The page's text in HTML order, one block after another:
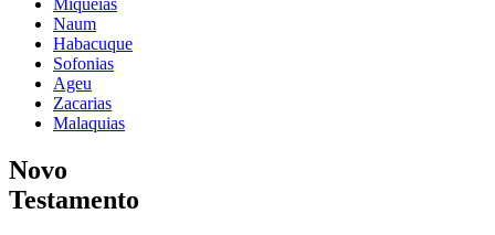
Naum
Habacuque
Sofonias
Ageu
Zacarias
Malaquias
Novo
Testamento